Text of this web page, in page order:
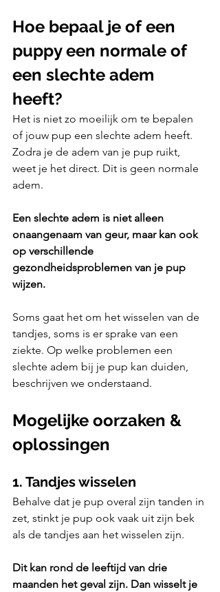
Hoe bepaal je of een
puppy een normale of
een slechte adem
heeft?
Het is niet zo moeilijk om te bepalen
of jouw pup een slechte adem heeft.
Zodra je de adem van je pup ruikt,
weet je het direct. Dit is geen normale
adem.
Een slechte adem is niet alleen
onaangenaam van geur, maar kan ook
op verschillende
gezondheidsproblemen van je pup
wijzen.
Soms gaat het om het wisselen van de
tandjes, soms is er sprake van een
ziekte. Op welke problemen een
slechte adem bij je pup kan duiden,
beschrijven we onderstaand.
Mogelijke oorzaken &
oplossingen
1. Tandjes wisselen
Behalve dat je pup overal zijn tanden in
zet, stinkt je pup ook vaak uit zijn bek
als de tandjes aan het wisselen zijn.
Dit kan rond de leeftijd van drie
maanden het geval zijn. Dan wisselt je